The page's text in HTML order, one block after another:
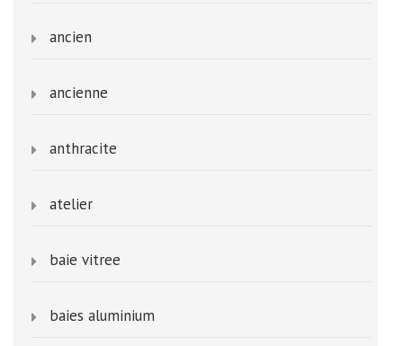
ancien
ancienne
anthracite
atelier
baie vitree
baies aluminium